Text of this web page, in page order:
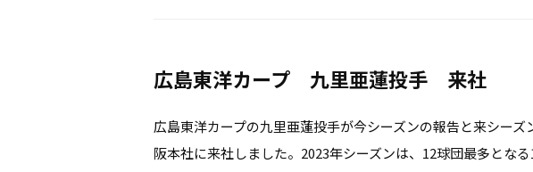
広島東洋カープ 九里亜蓮投手 来社
広島東洋カープの九里亜蓮投手が今シーズンの報告と来シー
阪本社に来社しました。2023年シーズンは、12球団最多とな